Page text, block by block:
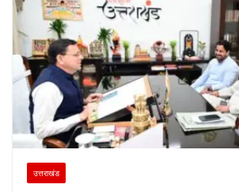
उत्तराखंड